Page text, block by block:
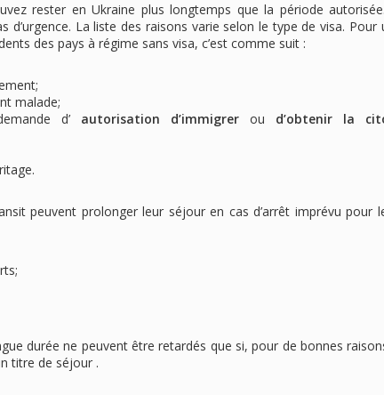
rester en Ukraine plus longtemps que la période
d’urgence. La liste des raisons varie selon le type de visa. Pour
des pays à régime sans visa, c’est comme suit :
malade;
d’ autorisation d’immigrer ou d’obtenir la
peuvent prolonger leur séjour en cas d’arrêt imprévu pour
durée ne peuvent être retardés que si, pour de bonnes
titre de séjour .